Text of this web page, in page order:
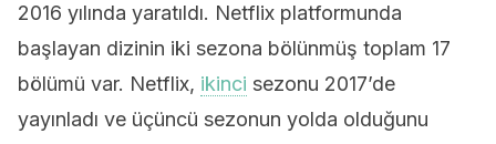
2016 yılında yaratıldı. Netflix platformunda
başlayan dizinin iki sezona bölünmüş toplam 17
bölümü var. Netflix, ikinci sezonu 2017’de
yayınladı ve üçüncü sezonun yolda olduğunu